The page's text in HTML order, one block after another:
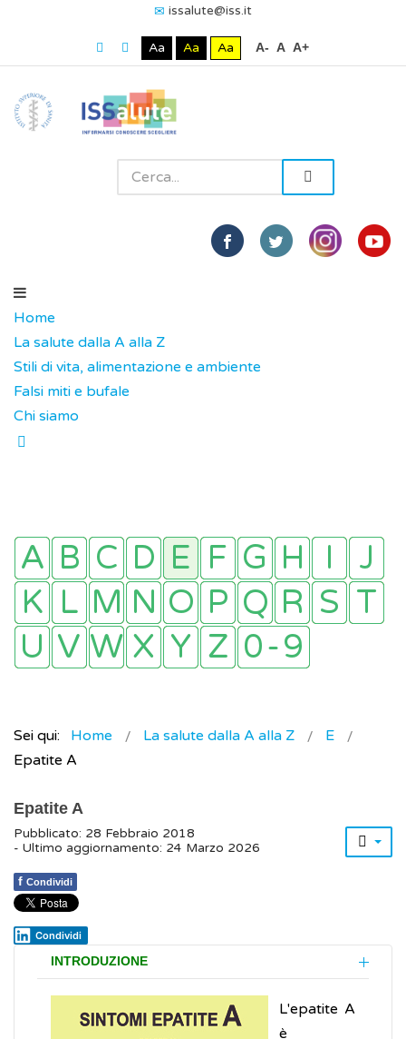
issalute@iss.it
Aa Aa Aa A- A A+
Home
La salute dalla A alla Z
Stili di vita, alimentazione e ambiente
Falsi miti e bufale
Chi siamo
Sei qui: Home La salute dalla A alla Z
E
Epatite A
Epatite A
Pubblicato: 28 Febbraio 2018
- Ultimo aggiornamento: 24 Marzo 2026
f Condividi
Condividi
INTRODUZIONE
L'epatite A
è